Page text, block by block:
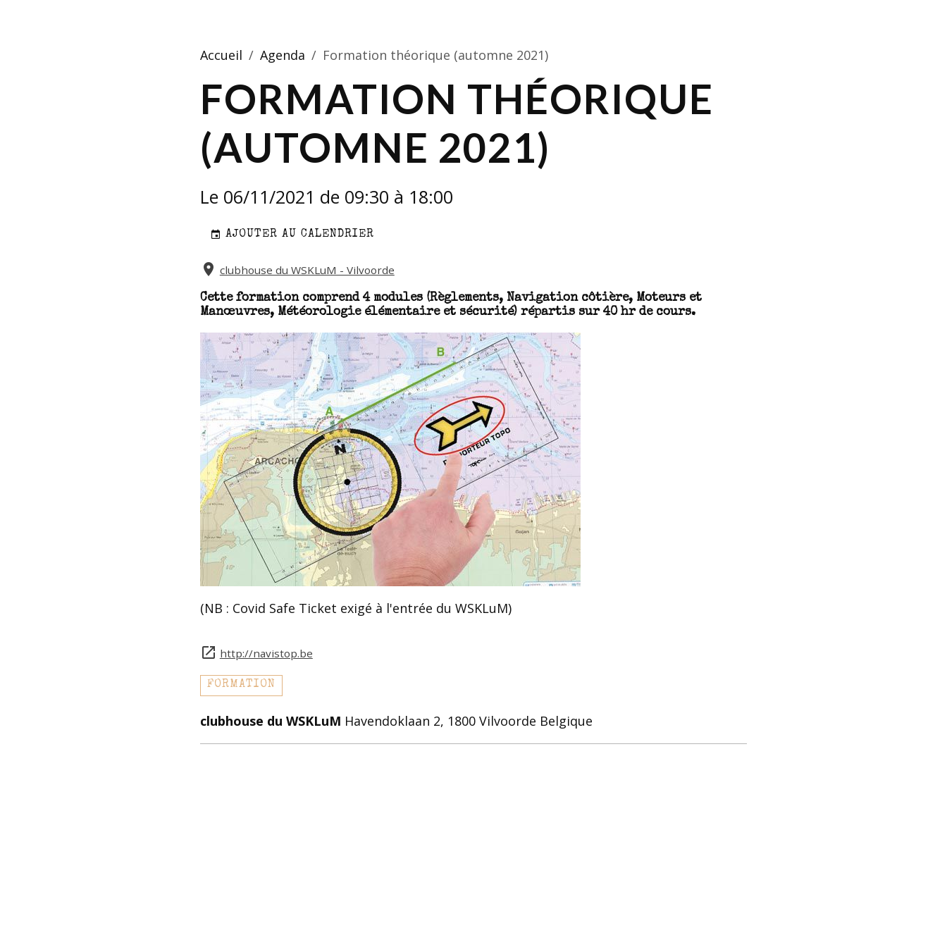
Accueil Agenda Formation théorique (automne 2021)
FORMATION THÉORIQUE
(AUTOMNE 2021)
Le 06/11/2021 de 09:30 à 18:00
AJOUTER AU CALENDRIER
clubhouse du WSKLuM - Vilvoorde
Cette formation comprend 4 modules (Règlements, Navigation côtière, Moteurs et
Manœuvres, Météorologie élémentaire et sécurité) répartis sur 40 hr de cours.
(NB : Covid Safe Ticket exigé à l'entrée du WSKLuM)
http://navistop.be
FORMATION
clubhouse du WSKLuM Havendoklaan 2, 1800 Vilvoorde Belgique